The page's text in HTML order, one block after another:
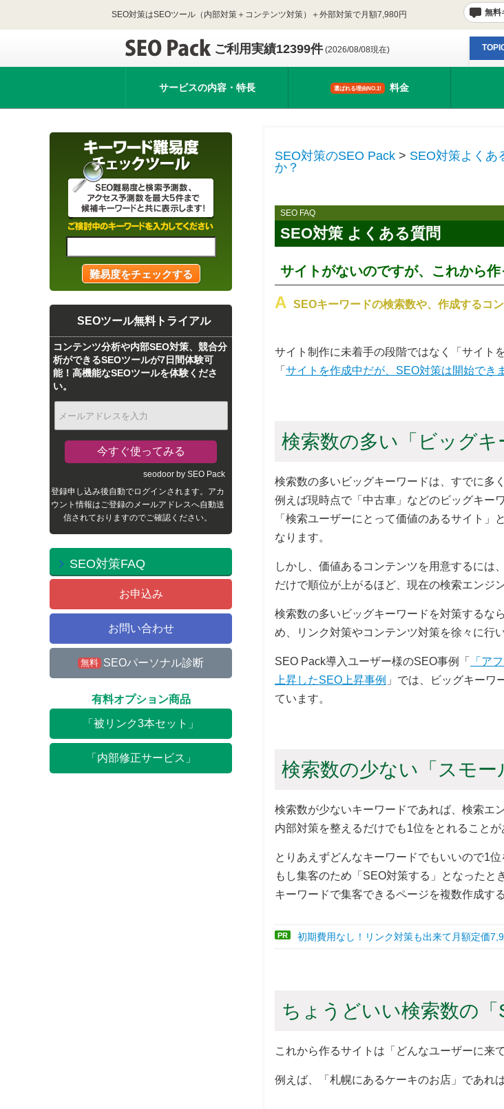
SEO対策はSEOツール（内部対策＋コンテンツ対策）＋外部対策で月額7,980円 無料
ご利用実績12399件(2026/08/08現在)
サービスの内容・特長 選ばれる理由NO.1! 料金
SEO対策のSEO Pack > SEO対策よくあ
か？
SEO FAQ
SEO対策 よくある質問
サイトがないのですが、これから
SEOキーワードの検索数や、作成するコ
サイト制作に未着手の段階ではなく「サイト
「サイトを作成中だが、SEO対策は開始でき
検索数の多い「ビッグ
検索数の多いビッグキーワードは、すでに多
例えば現時点で「中古車」などのビッグキー
「検索ユーザーにとって価値のあるサイト
なります。
しかし、価値あるコンテンツを用意するには
だけで順位が上がるほど、現在の検索エンジ
検索数の多いビッグキーワードを対策する
め、リンク対策やコンテンツ対策を徐々に行
SEO Pack導入ユーザー様のSEO事例「 「ア
上昇したSEO上昇事例 」では、ビッグキーワ
ています。
検索数の少ない「スモ
検索数が少ないキーワードであれば、検索エ
内部対策を整えるだけでも1位をとれることが
とりあえずどんなキーワードでもいいので1
もし集客のため「SEO対策する」となった
キーワードで集客できるページを複数作成す
PR 初期費用なし！リンク対策も出来て月額定価
ちょうどいい検索数の
これから作るサイトは「どんなユーザーに来
例えば、「札幌にあるケーキのお店」であれ
SEOツール無料トライアル
コンテンツ分析や内部SEO対策、競合分
析ができるSEOツールが7日間体験可
能！高機能なSEOツールを体験くださ
い。
seodoor by SEO Pack
登録申し込み後自動でログインされます。アカ
ウント情報はご登録のメールアドレスへ自動送
信されておりますのでご確認ください。
SEO対策FAQ
お申込み
お問い合わせ
無料 SEOパーソナル診断
有料オプション商品
「被リンク3本セット」
「内部修正サービス」